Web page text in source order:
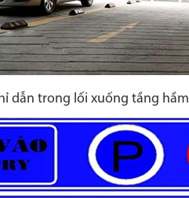
dẫn trong lối xuống tầng hầm